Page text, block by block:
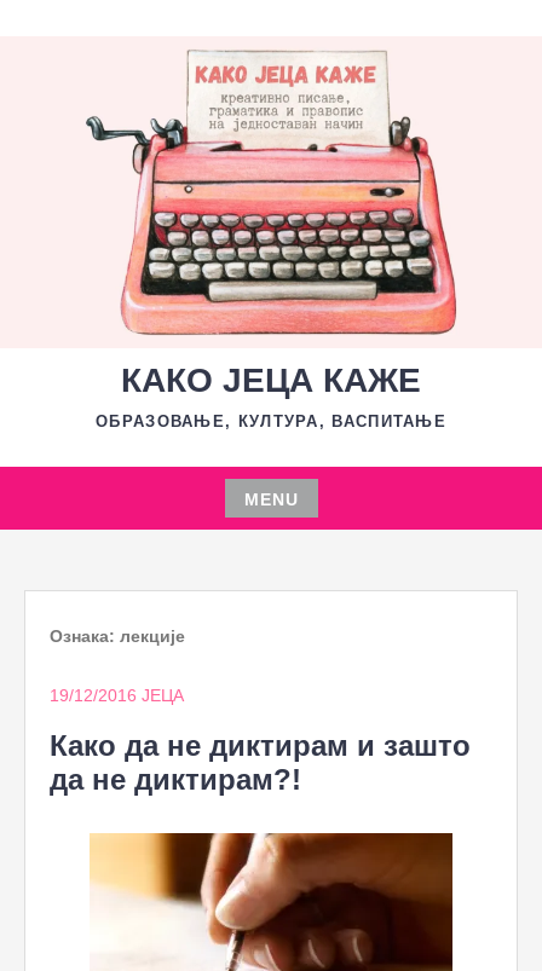
КАКО ЈЕЦА КАЖЕ
ОБРАЗОВАЊЕ, КУЛТУРА, ВАСПИТАЊЕ
MENU
Skip
content
Ознака: лекције
19/12/2016 ЈЕЦА
Како да не диктирам и зашто
да не диктирам?!